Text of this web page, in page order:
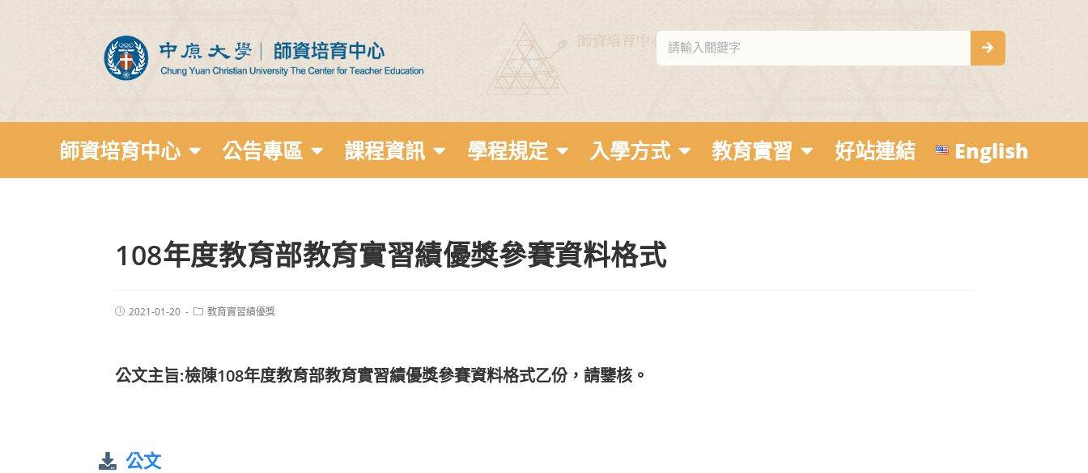
師資培育中心 公告專區 課程資訊 學程規定 入學方式 教育實習 好站連結 English
108年度教育部教育實習績優獎參賽資料格式
2021-01-20 教育實習績優獎
公文主旨:檢陳108年度教育部教育實習績優獎參賽資料格式乙份，請鑒核。
公文